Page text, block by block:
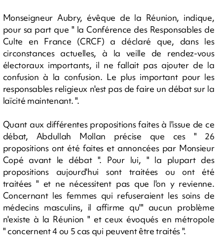
Monseigneur Aubry, évêque de la Réunion, indique,
pour sa part que " la Conférence des Responsables de
Culte en France (CRCF) a déclaré que, dans les
circonstances actuelles, à la veille de rendez-vous
électoraux importants, il ne fallait pas ajouter de la
confusion à la confusion. Le plus important pour les
responsables religieux n'est pas de faire un débat sur la
laïcité maintenant. ".
Quant aux différentes propositions faites à l'issue de ce
débat, Abdullah Mollan précise que ces " 26
propositions ont été faites et annoncées par Monsieur
Copé avant le débat ". Pour lui, " la plupart des
propositions aujourd'hui sont traitées ou ont été
traitées " et ne nécessitent pas que l'on y revienne.
Concernant les femmes qui refuseraient les soins de
médecins masculins, il affirme qu'" aucun problème
n'existe à la Réunion " et ceux évoqués en métropole
" concernent 4 ou 5 cas qui peuvent être traités ".